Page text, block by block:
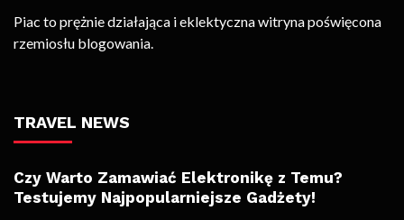
Piac to prężnie działająca i eklektyczna witryna poświęcona
rzemiosłu blogowania.
TRAVEL NEWS
Czy Warto Zamawiać Elektronikę z Temu?
Testujemy Najpopularniejsze Gadżety!